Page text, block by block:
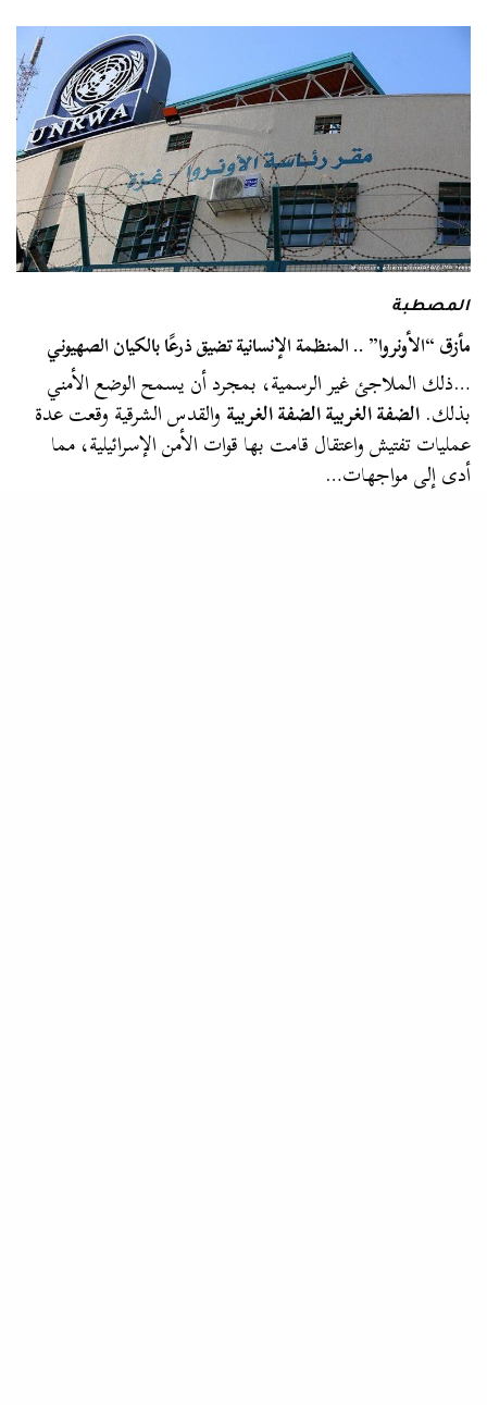
المصطبة
مأزق “الأونروا” .. المنظمة الإنسانية تضيق ذرعًا بالكيان الصهيوني
…ذلك الملاجئ غير الرسمية، بمجرد أن يسمح الوضع الأمني
بذلك.الضفة الغربية الضفة الغربيةوالقدس الشرقية وقعت عدة
عمليات تفتيش واعتقال قامت بها قوات الأمن الإسرائيلية، مما
أدى إلى مواجهات…